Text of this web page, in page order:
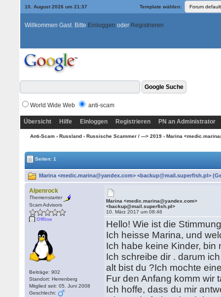
10. August 2026 um 21:37 Template wählen:
Willkommen Gast. Bitte Einloggen oder Registrieren
World Wide Web anti-scam
Übersicht Hilfe Einloggen Registrieren PN an Administrator
Anti-Scam› Russland› Russische Scammer / ---> 2019› Marina
Seiten: 1
Marina <medic.marina@yandex.com> <backup@mail.superfish.pl>
Alpenrock
Themenstarter
Scam Advisors
Offline
Beiträge: 902
Standort: Herrenberg
Mitglied seit: 05. Juni 2008
Geschlecht:
Marina <medic.marina@yandex.com>
<backup@mail.superfish.pl>
10. März 2017 um 08:46
Hello! Wie ist die
Ich heisse Marina, und
Ich habe keine Kinder, bin
Ich schreibe dir . darum
alt bist du ?Ich mochte
Fur den Anfang komm wir
Ich hoffe, dass du mir